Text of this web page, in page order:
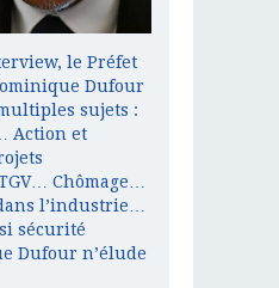
le Préfet
Dufour
sujets :
Action et
Chômage…
l’industrie…
sécurité
Dufour n’élude